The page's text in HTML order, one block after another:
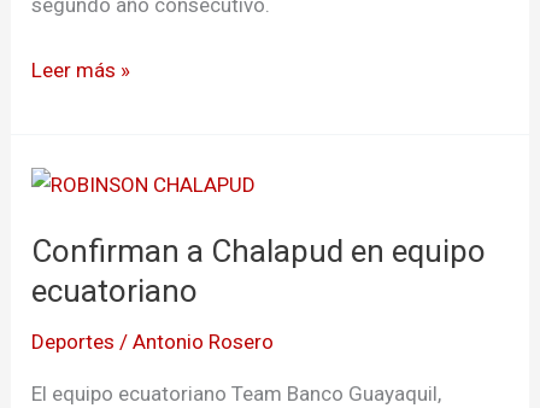
segundo año consecutivo.
Leer más »
Confirman a Chalapud en equipo
ecuatoriano
Deportes /Antonio Rosero
El equipo ecuatoriano Team Banco Guayaquil,
Confirman
Chalapud
en
ecuatoriano